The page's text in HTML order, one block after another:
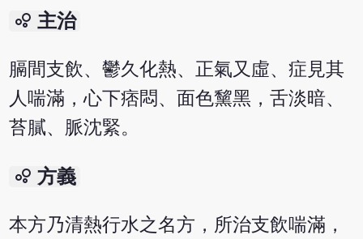
bubble_chart 主治
膈間支飲、鬱久化熱、正氣又虛、症見其
人喘滿，心下痞悶、面色黧黑，舌淡暗、
苔膩、脈沈緊。
bubble_chart 方義
本方乃清熱行水之名方，所治支飲喘滿，